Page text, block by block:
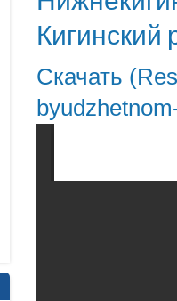
Кигинский
Скачать